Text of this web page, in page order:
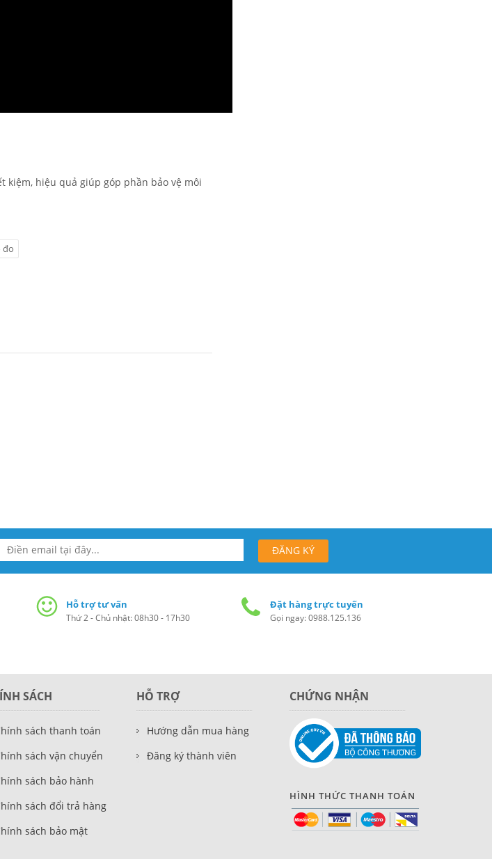
kiệm, hiệu quả giúp góp phần bảo vệ môi
đo
Hỗ trợ tư vấn
Thứ 2 - Chủ nhật: 08h30 - 17h30
Đặt hàng trực tuyến
Gọi ngay: 0988.125.136
SÁCH
sách thanh toán
sách vận chuyển
sách bảo hành
sách đổi trả hàng
sách bảo mật
HỖ TRỢ
Hướng dẫn mua hàng
Đăng ký thành viên
CHỨNG NHẬN
HÌNH THỨC THANH TOÁN